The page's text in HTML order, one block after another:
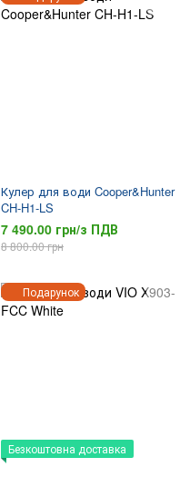
Кулер для води Cooper&Hunter
CH-H1-LS
7 490.00 грн/з ПДВ
8 800.00 грн
Подарунок
Безкоштовна доставка